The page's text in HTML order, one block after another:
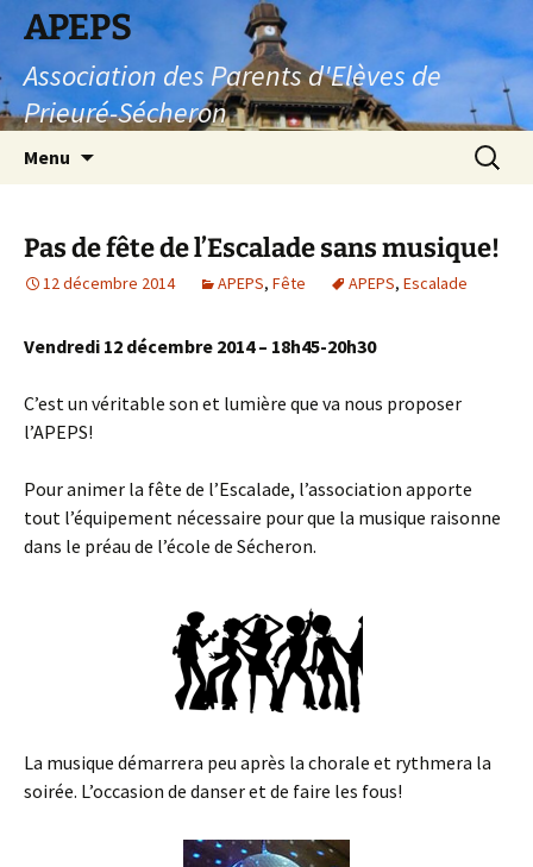
Aller
contenu
APEPS
Association des Parents d'Elèves de
Prieuré-Sécheron
Menu
Pas de fête de l’Escalade sans musique!
12 décembre 2014 APEPS, Fête APEPS, Escalade
Vendredi 12 décembre 2014 – 18h45-20h30
C’est un véritable son et lumière que va nous proposer
l’APEPS!
Pour animer la fête de l’Escalade, l’association apporte
tout l’équipement nécessaire pour que la musique raisonne
dans le préau de l’école de Sécheron.
La musique démarrera peu après la chorale et rythmera la
soirée. L’occasion de danser et de faire les fous!